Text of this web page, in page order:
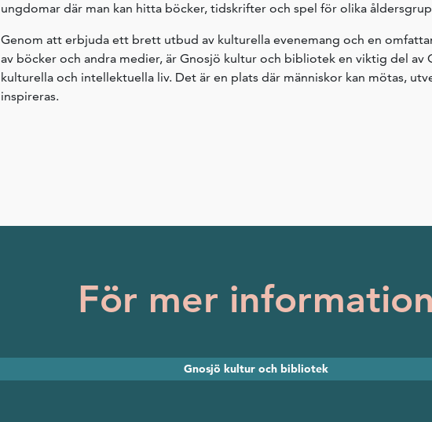
ungdomar där man kan hitta böcker, tidskrifter och spel för olika
Genom att erbjuda ett brett utbud av kulturella evenemang och en
av böcker och andra medier, är Gnosjö kultur och bibliotek en viktig del av
kulturella och intellektuella liv. Det är en plats där människor kan mötas,
inspireras.
För mer
Gnosjö kultur och bibliotek